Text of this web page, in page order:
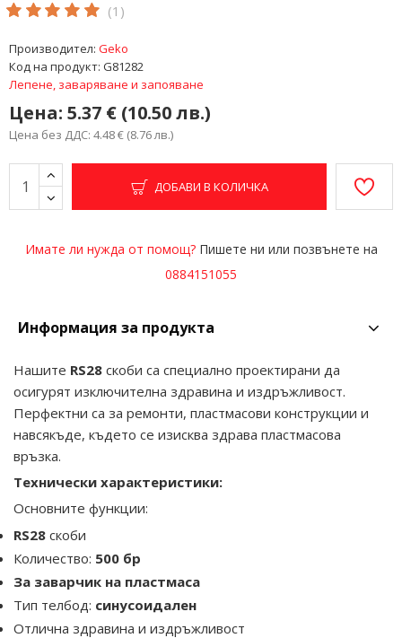
(1)
Цена: 5.37 € (10.50 лв.)
Цена без ДДС: 4.48 € (8.76 лв.)
Производител: Geko
Код на продукт: G81282
Лепене, заваряване и запояване
ДОБАВИ В КОЛИЧКА
Имате ли нужда от помощ?Пишете ни или позвънете на
0884151055
Информация за продукта
Нашите RS28 скоби са специално проектирани да
осигурят изключителна здравина и издръжливост.
Перфектни са за ремонти, пластмасови конструкции и
навсякъде, където се изисква здрава пластмасова
връзка.
Технически характеристики:
Основните функции:
RS28 скоби
Количество: 500 бр
За заварчик на пластмаса
Тип телбод: синусоидален
Отлична здравина и издръжливост